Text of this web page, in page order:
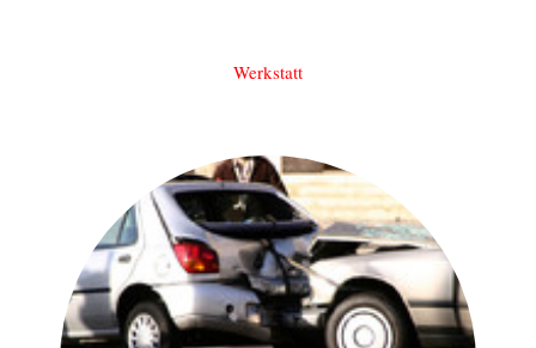
Werkstatt